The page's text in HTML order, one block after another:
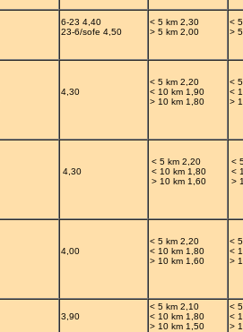
6-23 4,40
23-6/sofe 4,50
< 5 km 2,30
> 5 km 2,00
<
>
4,30
< 5 km 2,20
< 10 km 1,90
> 10 km 1,80
<
<
>
4,30
< 5 km 2,20
< 10 km 1,80
> 10 km 1,60
<
<
>
4,00
< 5 km 2,20
< 10 km 1,80
> 10 km 1,60
<
<
>
3,90
< 5 km 2,10
< 10 km 1,80
> 10 km 1,50
<
<
>